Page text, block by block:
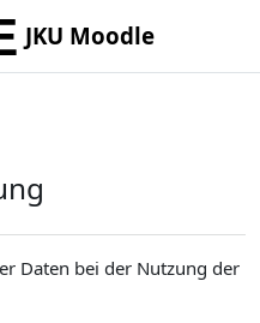
JKU Moodle
Daten bei der Nutzung der